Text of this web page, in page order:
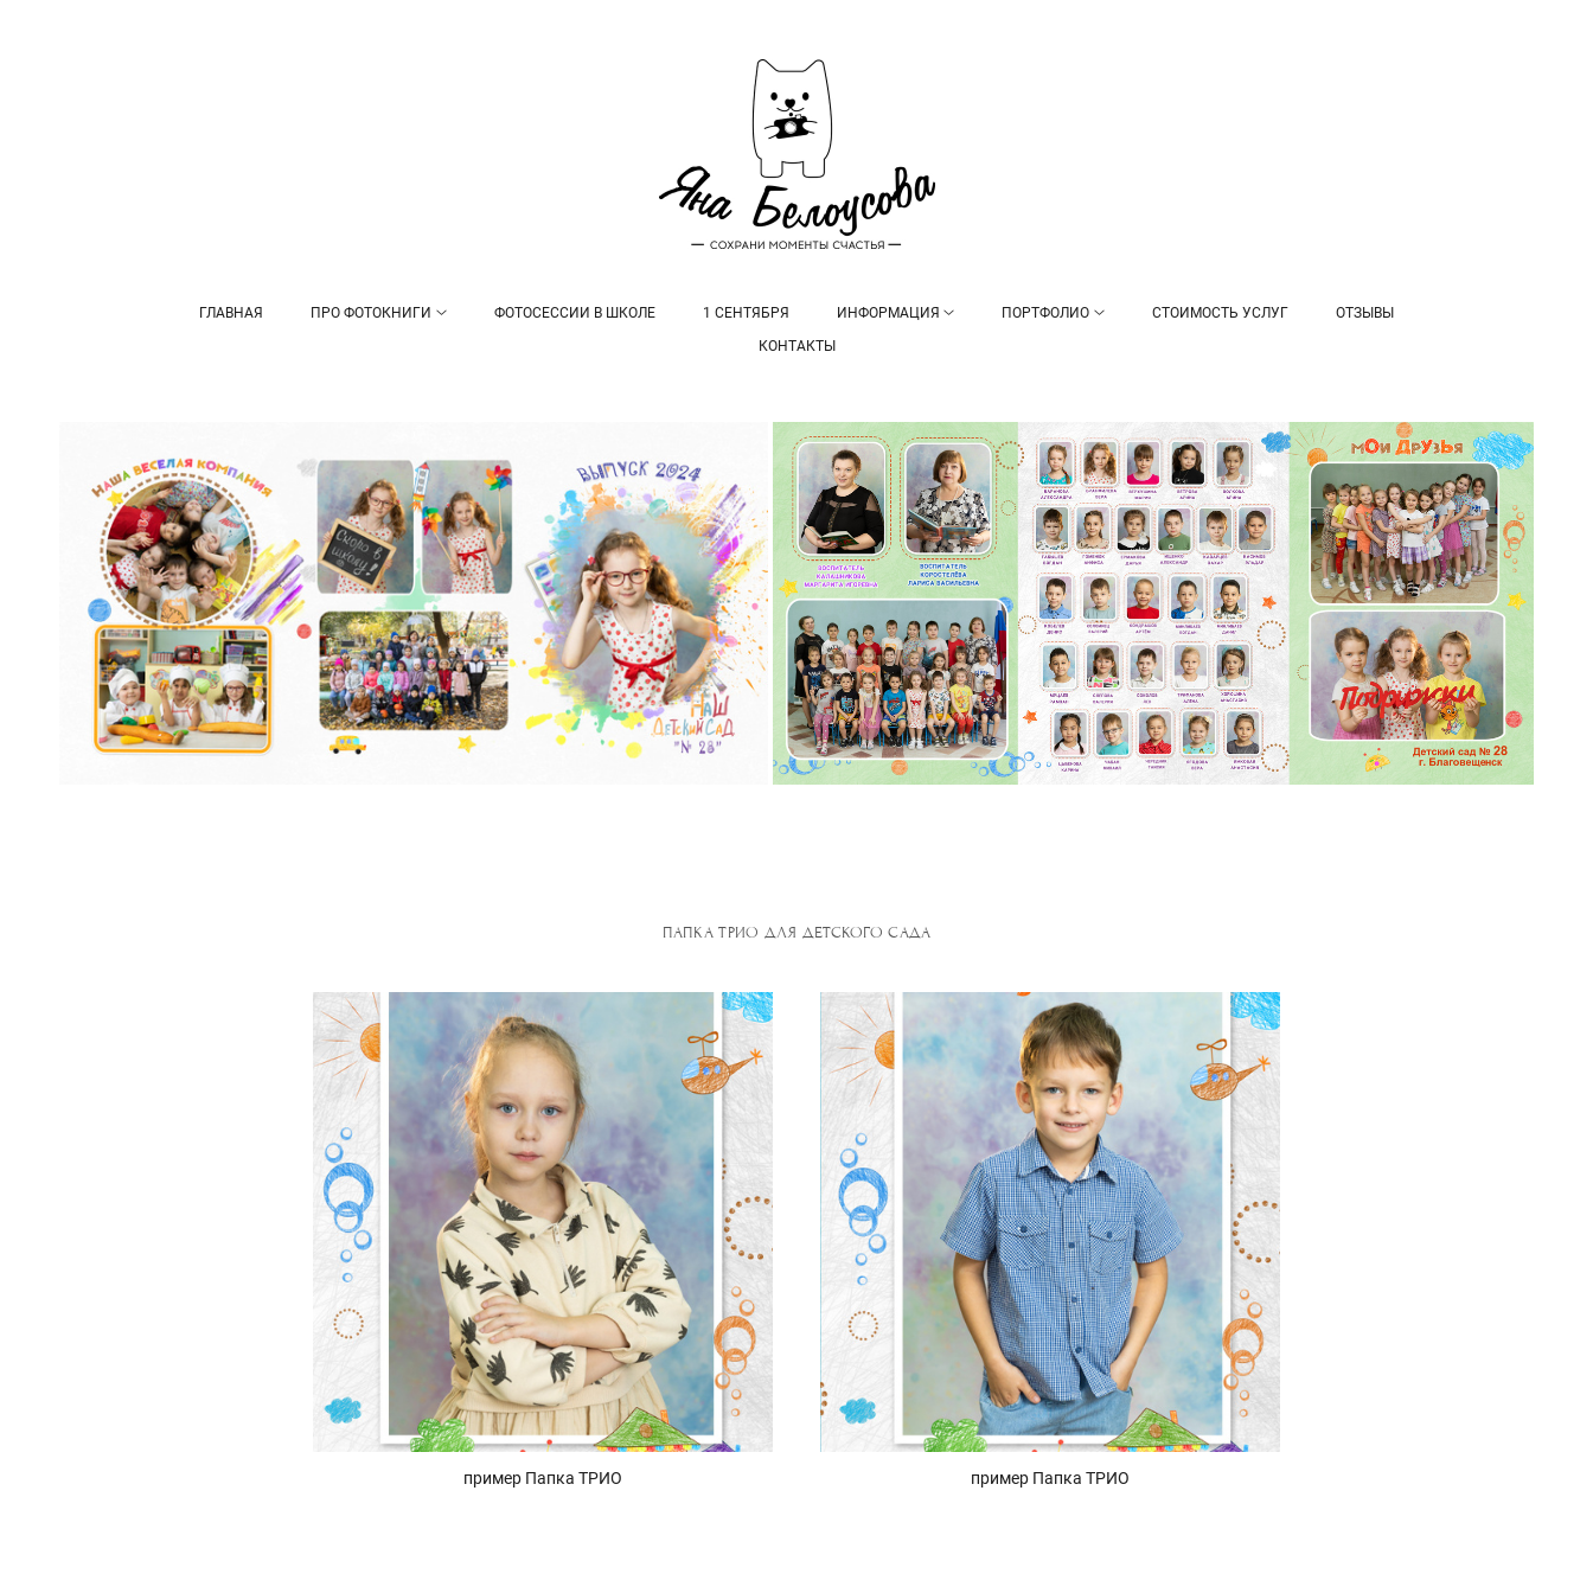
ГЛАВНАЯ ПРО ФОТОКНИГИ ФОТОСЕССИИ В ШКОЛЕ 1 СЕНТЯБРЯ ИНФОРМАЦИЯ ПОРТФОЛИО СТОИМОСТЬ УСЛУГ
ОТЗЫВЫ
КОНТАКТЫ
ПАПКА ТРИО ДЛЯ ДЕТСКОГО САДА
пример Папка ТРИО пример Папка ТРИО